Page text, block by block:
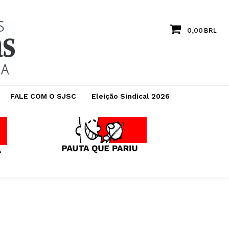
0,00 BRL
FALE COM O SJSC Eleição Sindical 2026